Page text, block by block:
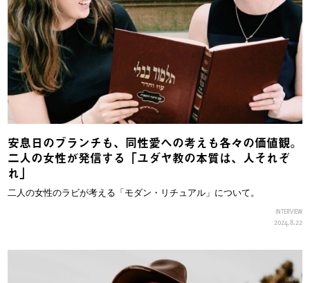
安息日のブランチも、同性愛への考えも各々の価値観。
二人の女性が発信する「ユダヤ教の本質は、人それぞ
れ」
二人の女性のラビが考える「モダン・リチュアル」について。
INTERVIEW
2024.8.22